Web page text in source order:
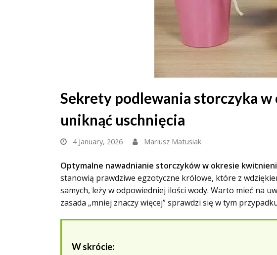
Sekrety podlewania storczyka
uniknąć uschnięcia
4 January, 2026 Mariusz Matusiak
Optymalne nawadnianie storczyków w okresie
stanowią prawdziwe egzotyczne królowe, które z
samych, leży w odpowiedniej ilości wody. Warto mieć na
zasada „mniej znaczy więcej” sprawdzi się w tym
W skrócie: